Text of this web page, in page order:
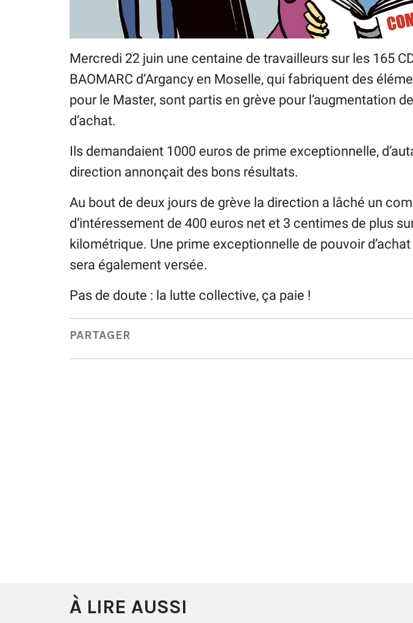
Mercredi 22 juin une centaine de travailleurs sur les 165
BAOMARC d’Argancy en Moselle, qui fabriquent des
pour le Master, sont partis en grève pour l’augmentation
d’achat.
Ils demandaient 1000 euros de prime exceptionnelle,
direction annonçait des bons résultats.
Au bout de deux jours de grève la direction a lâché un
d’intéressement de 400 euros net et 3 centimes de plus
kilométrique. Une prime exceptionnelle de pouvoir
sera également versée.
Pas de doute : la lutte collective, ça paie !
PARTAGER
À LIRE AUSSI